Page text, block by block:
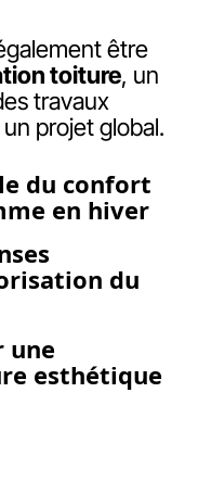
être
toiture, un
travaux
projet global.
du confort
en hiver
du
une
esthétique